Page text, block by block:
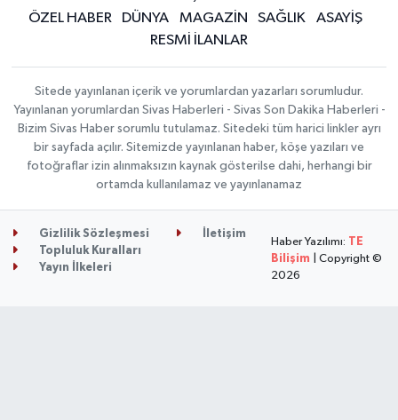
ÖZEL HABER
DÜNYA MAGAZİN SAĞLIK
ASAYİŞ
RESMİ İLANLAR
Sitede yayınlanan içerik ve yorumlardan yazarları sorumludur.
Yayınlanan yorumlardan Sivas Haberleri - Sivas Son Dakika Haberleri -
Bizim Sivas Haber sorumlu tutulamaz. Sitedeki tüm harici linkler ayrı
bir sayfada açılır. Sitemizde yayınlanan haber, köşe yazıları ve
fotoğraflar izin alınmaksızın kaynak gösterilse dahi, herhangi bir
ortamda kullanılamaz ve yayınlanamaz
Gizlilik Sözleşmesi
İletişim
Topluluk Kuralları
Yayın İlkeleri
Haber Yazılımı: TE
Bilişim | Copyright ©
2026